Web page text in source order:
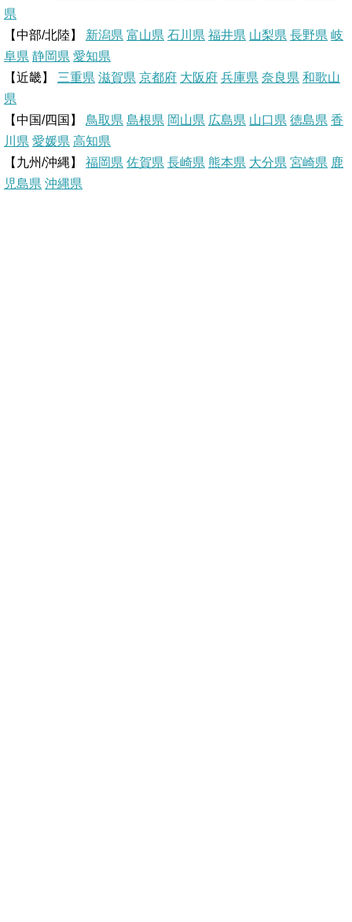
s
t
k
県
【中部/北陸】 新潟県 富山県 石川県 福井県 山梨県 長野県 岐
阜県 静岡県 愛知県
【近畿】 三重県 滋賀県 京都府 大阪府 兵庫県 奈良県 和歌山
県
【中国/四国】 鳥取県 島根県 岡山県 広島県 山口県 徳島県 香
川県 愛媛県 高知県
【九州/沖縄】 福岡県 佐賀県 長崎県 熊本県 大分県 宮崎県 鹿
児島県 沖縄県